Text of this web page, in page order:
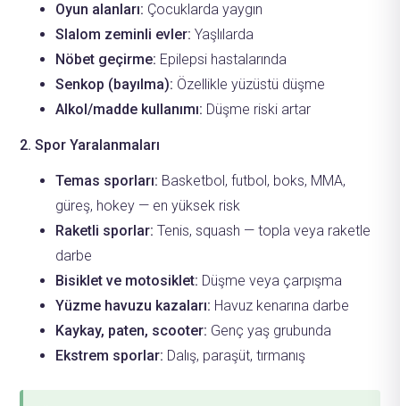
Oyun alanları: Çocuklarda yaygın
Slalom zeminli evler: Yaşlılarda
Nöbet geçirme: Epilepsi hastalarında
Senkop (bayılma): Özellikle yüzüstü düşme
Alkol/madde kullanımı: Düşme riski artar
2. Spor Yaralanmaları
Temas sporları: Basketbol, futbol, boks, MMA,
güreş, hokey — en yüksek risk
Raketli sporlar: Tenis, squash — topla veya raketle
darbe
Bisiklet ve motosiklet: Düşme veya çarpışma
Yüzme havuzu kazaları: Havuz kenarına darbe
Kaykay, paten, scooter: Genç yaş grubunda
Ekstrem sporlar: Dalış, paraşüt, tırmanış